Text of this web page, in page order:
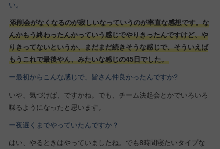
い。
添削会がなくなるのが寂しいなっていうのが率直な感想です。な
んかもう終わったんかっていう感じでやりきったんですけど、や
りきってないというか、まだまだ続きそうな感じで、そういえば
もうこれで最後やん、みたいな感じの45日でした。
ー最初からこんな感じで、皆さん仲良かったんですか?
いや、気づけば、ですかね。でも、チーム決起会とかでいろいろ
喋るようになったと思います。
ー夜遅くまでやっていたんですか？
はい、やるときはやっていましたね。でも8時間寝たいタイプな